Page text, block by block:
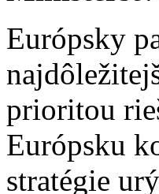
Európsky
prioritou
Európsku
stratégie